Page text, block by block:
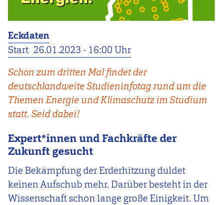
Eckdaten
Start 26.01.2023 - 16:00 Uhr
Schon zum dritten Mal findet der
deutschlandweite Studieninfotag rund um die
Themen Energie und Klimaschutz im Studium
statt. Seid dabei!
Expert*innen und Fachkräfte der
Zukunft gesucht
Die Bekämpfung der Erderhitzung duldet
keinen Aufschub mehr. Darüber besteht in der
Wissenschaft schon lange große Einigkeit. Um